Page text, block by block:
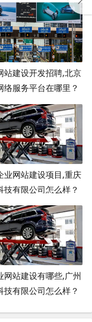
站建设开发招聘,北京
络服务平台在哪里？
业网站建设项目,重庆
技有限公司怎么样？
网站建设有哪些,广州
技有限公司怎么样？